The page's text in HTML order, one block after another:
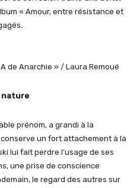
« Amour, entre résistance et
de Anarchie » / Laura Remoué
nature
prénom, a grandi à la
un fort attachement à la
lui fait perdre l’usage de ses
une prise de conscience
le regard des autres sur